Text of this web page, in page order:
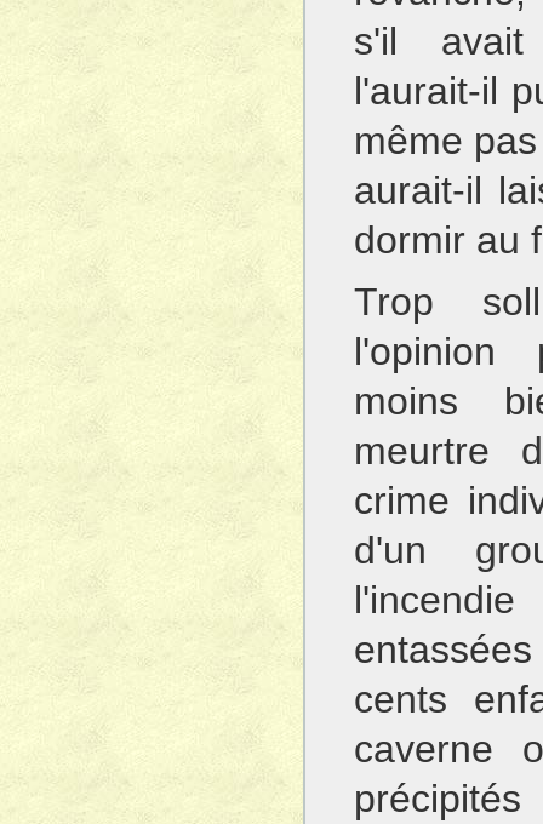
s'il avait
l'aurait-il
même
aurait-il
dormir au
Trop
l'opinion
moins
meurtre
crime
d'un
cents
caverne